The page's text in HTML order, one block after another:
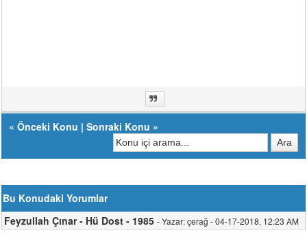
«Önceki Konu |Sonraki Konu »
Bu Konudaki Yorumlar
Feyzullah Çınar - Hü Dost - 1985 - Yazar: çerağ - 04-17-2018, 12:23 AM